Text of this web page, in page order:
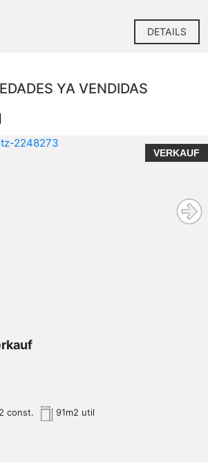
DETAILS
YA VENDIDAS
VERKAUF
const. 91m2 util